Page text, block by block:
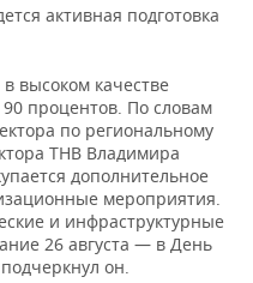
активная подготовка
высоком качестве
процентов. По словам
по региональному
ТНВ Владимира
дополнительное
мероприятия.
и инфраструктурные
26 августа — в День
он.